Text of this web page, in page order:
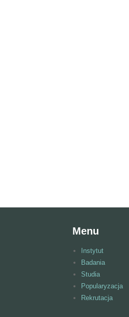
Menu
Instytut
Badania
Studia
Popularyzacja
Rekrutacja